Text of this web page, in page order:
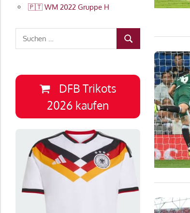
🇵🇹 WM 2022 Gruppe H
Suchen
nach:
SUCHEN
DFB Trikots
2026 kaufen